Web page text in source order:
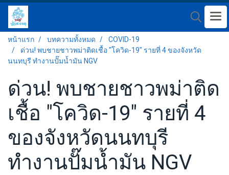
หน้าแรก บทความทั้งหมด
COVID-19
ด่วน! พบชายชาวพม่าติดเชื้อ "โควิด-19" รายที่ 4 ของจังหวัด
นนทบุรี ทำงานปั๊มน้ำมัน NGV
ด่วน! พบชายชาวพม่าติด
เชื้อ "โควิด-19" รายที่ 4
ของจังหวัดนนทบุรี
ทำงานปั๊มน้ำมัน NGV